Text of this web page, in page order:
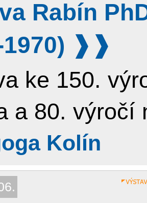
Rabín
ke 150.
a 80. výročí
Kolín